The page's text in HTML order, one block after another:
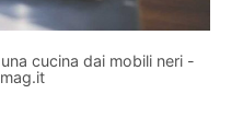
cucina dai mobili neri -